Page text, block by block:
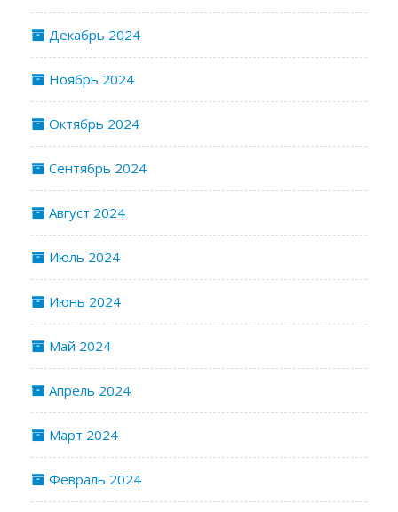
Декабрь 2024
Ноябрь 2024
Октябрь 2024
Сентябрь 2024
Август 2024
Июль 2024
Июнь 2024
Май 2024
Апрель 2024
Март 2024
Февраль 2024